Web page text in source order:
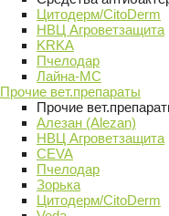
Цитодерм/CitoDerm
НВЦ Агроветзащита
KRKA
Пчелодар
Лайна-МС
Прочие вет.препараты
Прочие
Алезан (Alezan)
НВЦ Агроветзащита
CEVA
Пчелодар
Зорька
Цитодерм/CitoDerm